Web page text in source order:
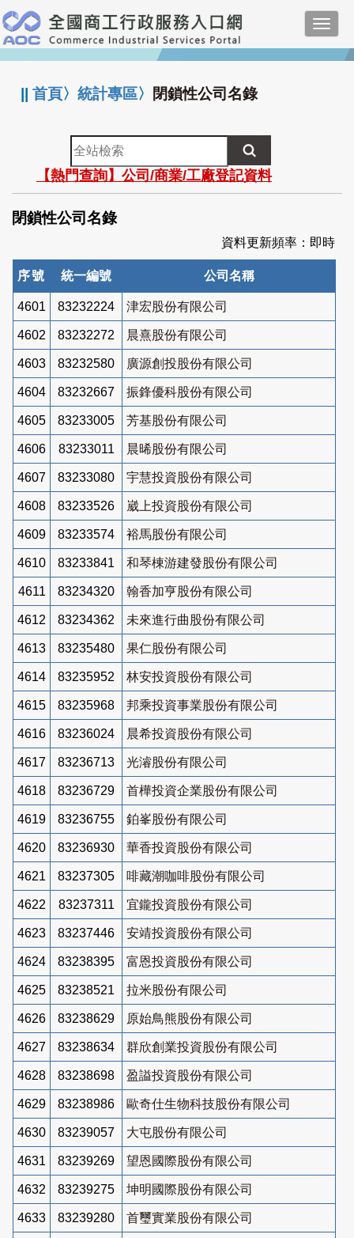
跳
到
主
要
:::
||首頁〉統計專區〉 閉鎖性公司名錄
全
站
檢
索
【熱門查詢】公司/商業/工廠登記資料
閉鎖性公司名錄
資料更新頻率：即時
序號 統一編號 公司名稱
4601 83232224 津宏股份有限公司
4602 83232272 晨熹股份有限公司
4603 83232580 廣源創投股份有限公司
4604 83232667 振鋒優科股份有限公司
4605 83233005 芳基股份有限公司
4606 83233011 晨晞股份有限公司
4607 83233080 宇慧投資股份有限公司
4608 83233526 崴上投資股份有限公司
4609 83233574 裕馬股份有限公司
4610 83233841 和琴棟游建發股份有限公司
4611 83234320 翰香加亨股份有限公司
4612 83234362 未來進行曲股份有限公司
4613 83235480 果仁股份有限公司
4614 83235952 林安投資股份有限公司
4615 83235968 邦乘投資事業股份有限公司
4616 83236024 晨希投資股份有限公司
4617 83236713 光濬股份有限公司
4618 83236729 首樺投資企業股份有限公司
4619 83236755 鉑峯股份有限公司
4620 83236930 華香投資股份有限公司
4621 83237305 啡藏潮咖啡股份有限公司
4622 83237311 宜鑨投資股份有限公司
4623 83237446 安靖投資股份有限公司
4624 83238395 富恩投資股份有限公司
4625 83238521 拉米股份有限公司
4626 83238629 原始鳥熊股份有限公司
4627 83238634 群欣創業投資股份有限公司
4628 83238698 盈謚投資股份有限公司
4629 83238986 歐奇仕生物科技股份有限公司
4630 83239057 大屯股份有限公司
4631 83239269 望恩國際股份有限公司
4632 83239275 坤明國際股份有限公司
4633 83239280 首璽實業股份有限公司